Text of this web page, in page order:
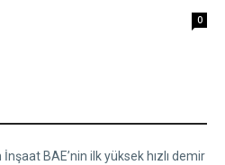
0
İnşaat BAE’nin ilk yüksek hızlı demir